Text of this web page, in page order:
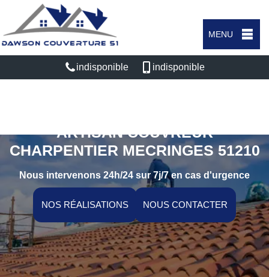
MENU
indisponible indisponible
ARTISAN COUVREUR
CHARPENTIER MECRINGES 51210
Nous intervenons 24h/24 sur 7j/7 en cas d'urgence
NOS RÉALISATIONS NOUS CONTACTER